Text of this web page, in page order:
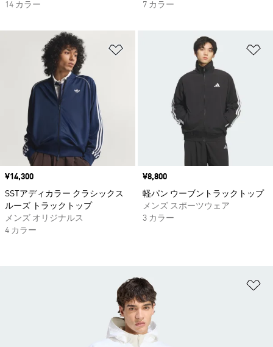
14 カラー
7 カラー
ほしいものリストに追加
価格
¥14,300
SSTアディカラー クラシックス
ルーズ トラックトップ
メンズ オリジナルス
4 カラー
価格
¥8,800
軽パン ウーブントラックトップ
メンズ スポーツウェア
3 カラー